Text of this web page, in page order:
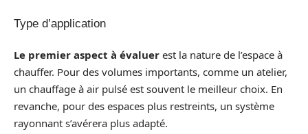
Type d’application
Le premier aspect à évaluer est la nature de l’espace à
chauffer. Pour des volumes importants, comme un atelier,
un chauffage à air pulsé est souvent le meilleur choix. En
revanche, pour des espaces plus restreints, un système
rayonnant s’avérera plus adapté.